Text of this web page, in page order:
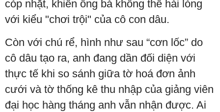
cóp nhặt, khiến ông bà không thể hài lòng
với kiểu "chơi trội" của cô con dâu.
Còn với chú rể, hình như sau “cơn lốc” do
cô dâu tạo ra, anh đang dần đối diện với
thực tế khi so sánh giữa tờ hoá đơn ảnh
cưới và tờ thống kê thu nhập của giảng viên
đại học hàng tháng anh vẫn nhận được. Ai